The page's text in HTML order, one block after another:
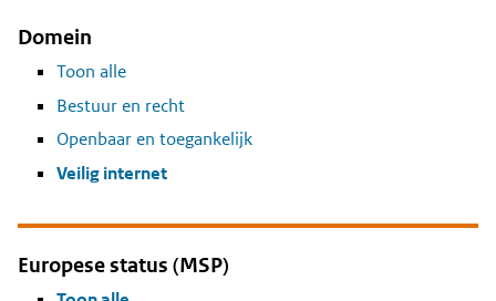
Domein
Toon alle
Bestuur en recht
Openbaar en toegankelijk
Veilig internet
Europese status (MSP)